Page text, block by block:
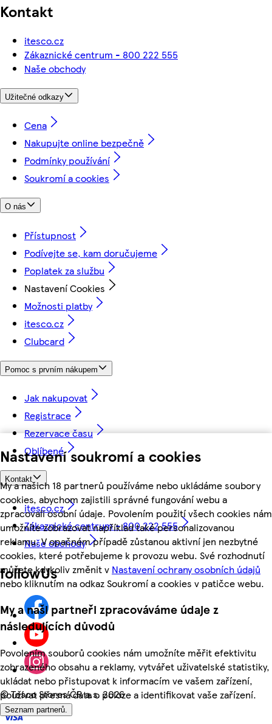
Nastavení soukromí a cookies
My a našich 18 partnerů používáme nebo ukládáme soubory
cookies, abychom zajistili správné fungování webu a
zpracovali osobní údaje. Povolením použití všech cookies nám
umožníte zobrazovat například také personalizovanou
reklamu. V opačném případě zůstanou aktivní jen nezbytné
cookies, které potřebujeme k provozu webu. Své rozhodnutí
můžete kdykoliv změnit v Nastavení ochrany osobních údajů
nebo kliknutím na odkaz Soukromí a cookies v patičce webu.
My a naši partneři zpracováváme údaje z
následujících důvodů
Povolením souborů cookies nám umožníte měřit efektivitu
zobrazeného obsahu a reklamy, vytvářet uživatelské statistiky,
ukládat nebo přistupovat k informacím ve vašem zařízení,
používat přesná data o poloze a identifikovat vaše zařízení.
Seznam partnerů.
Kontakt
itesco.cz
Zákaznické centrum - 800 222 555
Naše obchody
Užitečné odkazy
Cena
Nakupujte online bezpečně
Podmínky používání
Soukromí a cookies
O nás
Přístupnost
Podívejte se, kam doručujeme
Poplatek za službu
Nastavení Cookies
Možnosti platby
itesco.cz
Clubcard
Pomoc s prvním nákupem
Jak nakupovat
Registrace
Rezervace času
Oblíbené
Kontakt
itesco.cz
Zákaznické centrum - 800 222 555
Naše obchody
followUs
©Tesco Stores ČR a.s. 2026